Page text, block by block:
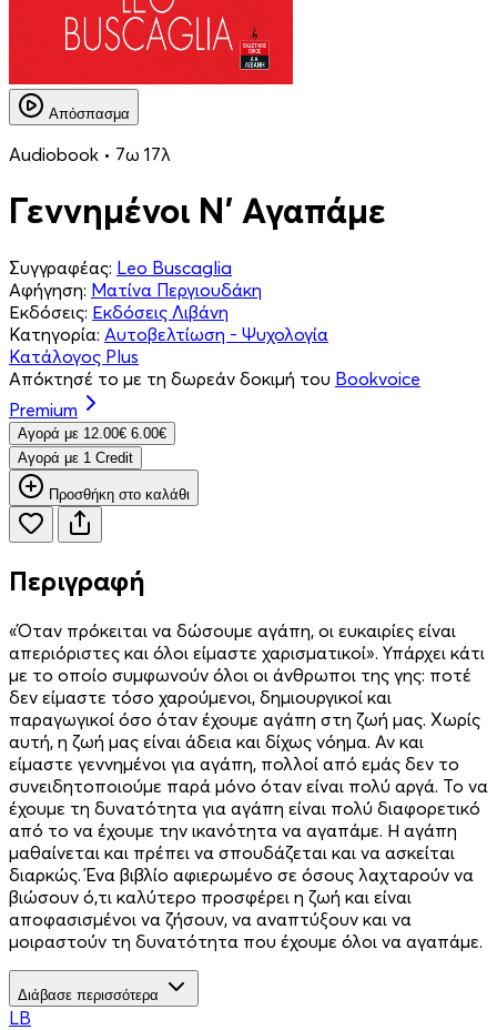
Απόσπασμα
Audiobook • 7ω 17λ
Γεννημένοι Ν' Αγαπάμε
Συγγραφέας: Leo Buscaglia
Αφήγηση: Ματίνα Περγιουδάκη
Εκδόσεις: Εκδόσεις Λιβάνη
Κατηγορία: Αυτοβελτίωση - Ψυχολογία
Κατάλογος Plus
Απόκτησέ το με τη δωρεάν δοκιμή του Bookvoice
Premium
Aγορά με 12.00€ 6.00€
Aγορά με 1 Credit
Προσθήκη στο καλάθι
Περιγραφή
«Όταν πρόκειται να δώσουμε αγάπη, οι ευκαιρίες είναι
απεριόριστες και όλοι είμαστε χαρισματικοί». Υπάρχει κάτι
με το οποίο συμφωνούν όλοι οι άνθρωποι της γης: ποτέ
δεν είμαστε τόσο χαρούμενοι, δημιουργικοί και
παραγωγικοί όσο όταν έχουμε αγάπη στη ζωή μας. Χωρίς
αυτή, η ζωή μας είναι άδεια και δίχως νόημα. Αν και
είμαστε γεννημένοι για αγάπη, πολλοί από εμάς δεν το
συνειδητοποιούμε παρά μόνο όταν είναι πολύ αργά. Το να
έχουμε τη δυνατότητα για αγάπη είναι πολύ διαφορετικό
από το να έχουμε την ικανότητα να αγαπάμε. Η αγάπη
μαθαίνεται και πρέπει να σπουδάζεται και να ασκείται
διαρκώς. Ένα βιβλίο αφιερωμένο σε όσους λαχταρούν να
βιώσουν ό,τι καλύτερο προσφέρει η ζωή και είναι
αποφασισμένοι να ζήσουν, να αναπτύξουν και να
μοιραστούν τη δυνατότητα που έχουμε όλοι να αγαπάμε.
Διάβασε περισσότερα
LB